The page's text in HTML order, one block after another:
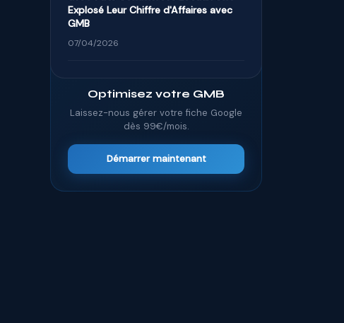
Explosé Leur Chiffre d'Affaires avec
GMB
07/04/2026
Optimisez votre GMB
Laissez-nous gérer votre fiche Google
dès 99€/mois.
Démarrer maintenant